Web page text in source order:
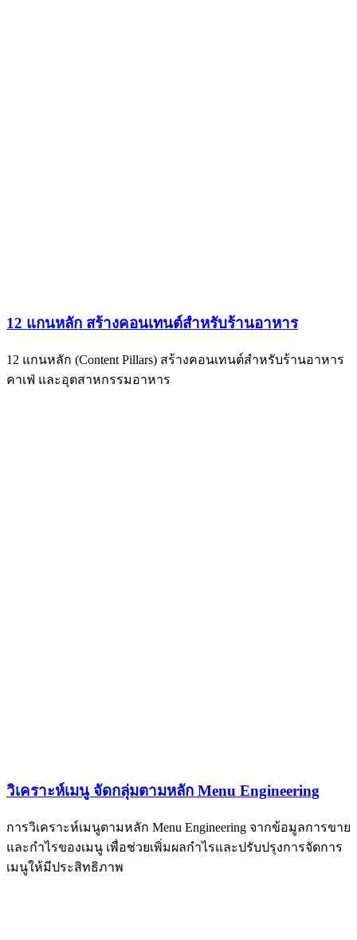
12 แกนหลัก สร้างคอนเทนต์สำหรับร้านอาหาร
12 แกนหลัก (Content Pillars) สร้างคอนเทนต์สำหรับร้านอาหาร
คาเฟ่ และอุตสาหกรรมอาหาร
วิเคราะห์เมนู จัดกลุ่มตามหลัก Menu Engineering
การวิเคราะห์เมนูตามหลัก Menu Engineering จากข้อมูลการขาย
และกำไรของเมนู เพื่อช่วยเพิ่มผลกำไรและปรับปรุงการจัดการ
เมนูให้มีประสิทธิภาพ